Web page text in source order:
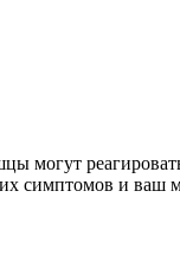
могут
симптомов и ваш